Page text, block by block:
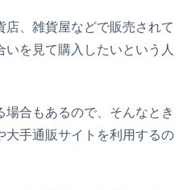
、雑貨屋などで販売されて
を見て購入したいという人
合もあるので、そんなとき
大手通販サイトを利用するの